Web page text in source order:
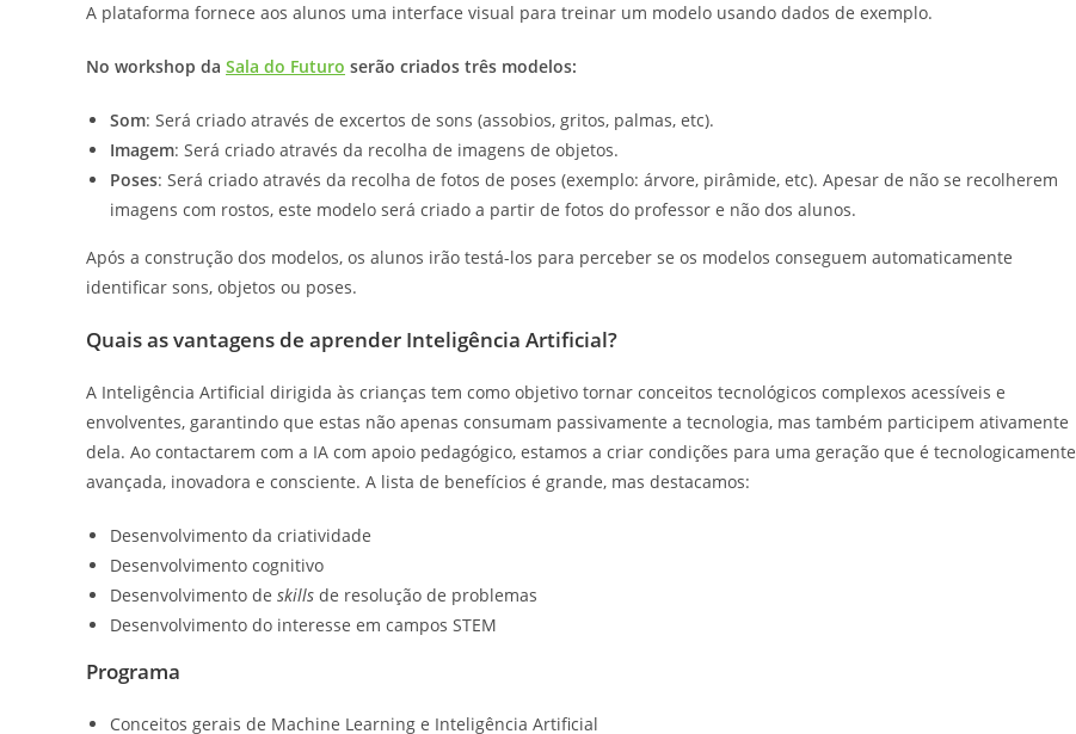
A plataforma fornece aos alunos uma interface visual para treinar um modelo usando dados de exemplo.
No workshop da Sala do Futuro serão criados três modelos:
Som: Será criado através de excertos de sons (assobios, gritos, palmas, etc).
Imagem: Será criado através da recolha de imagens de objetos.
Poses: Será criado através da recolha de fotos de poses (exemplo: árvore, pirâmide, etc). Apesar de não se recolherem
imagens com rostos, este modelo será criado a partir de fotos do professor e não dos alunos.
Após a construção dos modelos, os alunos irão testá-los para perceber se os modelos conseguem automaticamente
identificar sons, objetos ou poses.
Quais as vantagens de aprender Inteligência Artificial?
A Inteligência Artificial dirigida às crianças tem como objetivo tornar conceitos tecnológicos complexos acessíveis e
envolventes, garantindo que estas não apenas consumam passivamente a tecnologia, mas também participem ativamente
dela. Ao contactarem com a IA com apoio pedagógico, estamos a criar condições para uma geração que é tecnologicamente
avançada, inovadora e consciente. A lista de benefícios é grande, mas destacamos:
Desenvolvimento da criatividade
Desenvolvimento cognitivo
Desenvolvimento de skills de resolução de problemas
Desenvolvimento do interesse em campos STEM
Programa
Conceitos gerais de Machine Learning e Inteligência Artificial